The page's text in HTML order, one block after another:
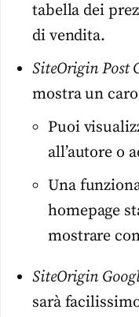
tabella dei
di vendita.
SiteOrigin Post
mostra un
Puoi
all’autore o
Una
homepage
mostrare
SiteOrigin
sarà